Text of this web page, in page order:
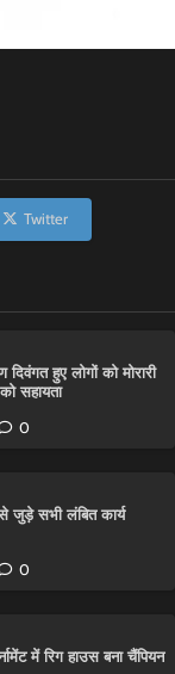
Twitter
हुए लोगों को मोरारी
सहायता
0
जुड़े सभी लंबित कार्य
0
में रिग हाउस बना चैंपियन